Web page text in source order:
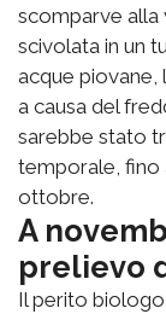
scomparve alla
scivolata in un
acque piovane,
a causa del
sarebbe stato
temporale, fino
ottobre.
A
prelievo
Il perito